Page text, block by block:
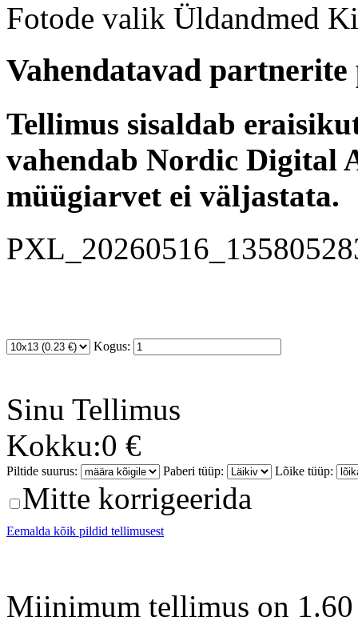
Fotode valik Üldandmed
Vahendatavad
Tellimus sisaldab
vahendab Nordic Digital
müügiarvet ei väljastata.
Kogus:
Sinu Tellimus
Kokku:0 €
Piltide suurus: Paberi tüüp: Lõike tüüp:
Mitte korrigeerida
Eemalda kõik pildid tellimusest
Miinimum tellimus on